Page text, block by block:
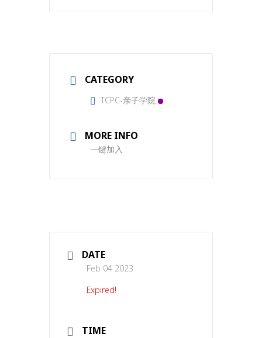
CATEGORY
TCPC-亲子学院
MORE INFO
一键加入
DATE
Feb 04 2023
Expired!
TIME